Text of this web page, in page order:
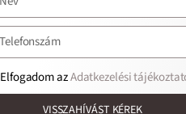
Tubadzin Epoxy Grey 2 MAT
59,8×59,8 padlólap
11 720Ft8 990
KOSÁRBA TESZEM
Elfogadom azAdatkezelési
VISSZAHÍVÁST KÉREK